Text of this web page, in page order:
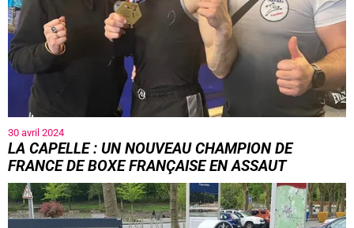
30 avril 2024
LA CAPELLE : UN NOUVEAU CHAMPION DE
FRANCE DE BOXE FRANÇAISE EN ASSAUT